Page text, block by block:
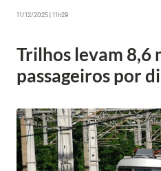
11/12/2025 | 11h29
Trilhos levam 8,6
passageiros por